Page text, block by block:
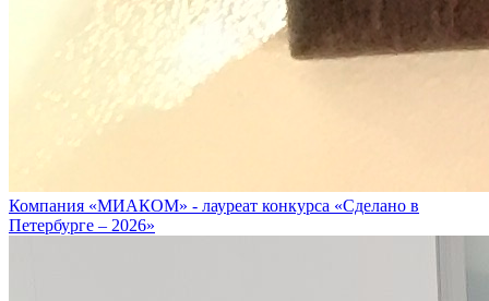
Компания «МИАКОМ» - лауреат конкурса «Сделано в
Петербурге – 2026»